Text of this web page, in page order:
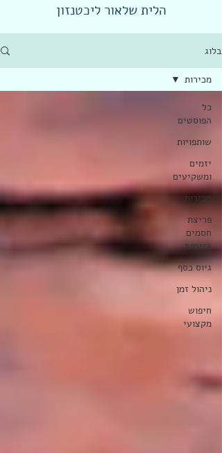
הלית שלאור ליכטנזון
בלוג
כל
הפוסטים
שותפויות
יזמים
ומשקיעים
מכירות
פריצת
חסמים
ביזמות
גיוס כסף
ניהול זמן
חיפוש
מקצועי
מכירות